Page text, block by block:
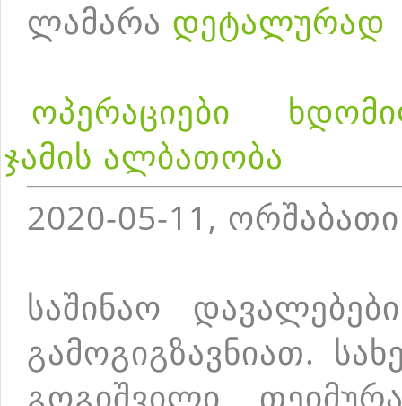
ლამარა დეტალურად
ოპერაციები
ჯამის ალბათობა
2020-05-11, ორშაბათი
საშინაო
გამოგიგზავნიათ.
გოგიშვილი,